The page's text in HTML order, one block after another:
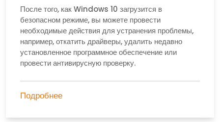
После того, как Windows 10 загрузится в
безопасном режиме, вы можете провести
необходимые действия для устранения проблемы,
например, откатить драйверы, удалить недавно
установленное программное обеспечение или
провести антивирусную проверку.
Подробнее